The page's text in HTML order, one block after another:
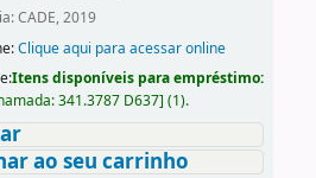
CADE, 2019
Clique aqui para acessar online
Itens disponíveis para empréstimo:
341.3787 D637] (1).
ao seu carrinho